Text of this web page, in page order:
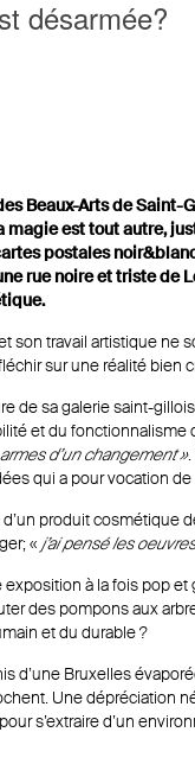
désarmée?
Beaux-Arts de
est tout autre,
postales
rue noire et triste
son travail artistique
sur une réalité
de sa galerie saint-
et du fonctionnalisme
d’un changement »
qui a pour vocation
produit
« j’ai pensé les
à la fois pop et
des pompons aux
et du durable ?
d’une Bruxelles
Une dépréciation
s’extraire d’un